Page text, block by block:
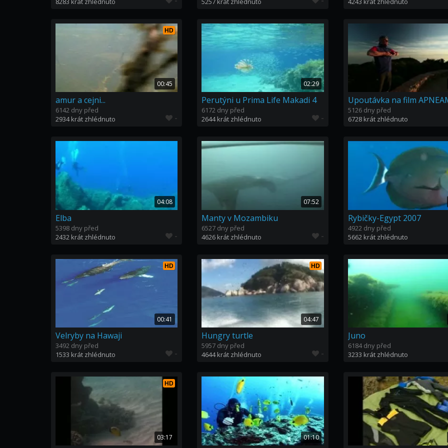
HD
00:45
amur a cejni...
6142 dny před
2934 krát zhlédnuto
-
02:29
Perutýni u Prima Life Makadi 4
6172 dny před
2644 krát zhlédnuto
-
5126 dny před
6728 krát zhlédnuto
04:08
Elba
5398 dny před
2432 krát zhlédnuto
-
07:52
Manty v Mozambiku
6527 dny před
4626 krát zhlédnuto
-
Rybičky-Egypt 2007
4922 dny před
5662 krát zhlédnuto
HD
00:41
Velryby na Hawaji
3492 dny před
1533 krát zhlédnuto
-
HD
04:47
Hungry turtle
5957 dny před
4644 krát zhlédnuto
-
Juno
6184 dny před
3233 krát zhlédnuto
HD
03:17 01:10